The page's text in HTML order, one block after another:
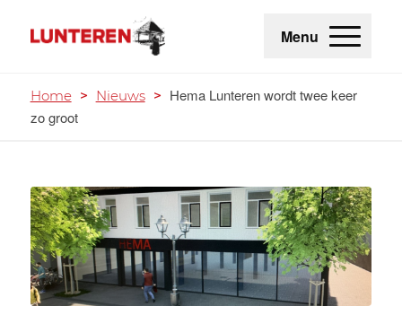
Menu
Home > Nieuws > Hema Lunteren wordt twee keer
zo groot